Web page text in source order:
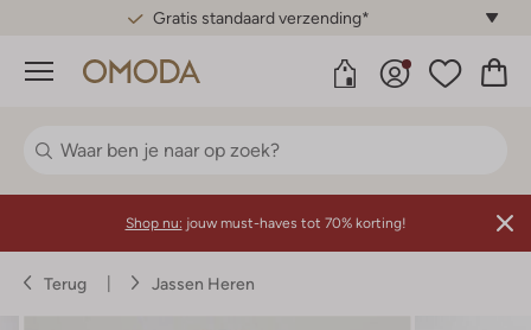
Gratis standaard verzending*
Menu
Shop nu: jouw must-haves tot 70% korting!
Terug Jassen Heren